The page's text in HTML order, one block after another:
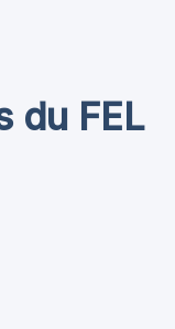
du FEL